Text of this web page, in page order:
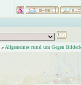
» Allgemeines rund um Gegen